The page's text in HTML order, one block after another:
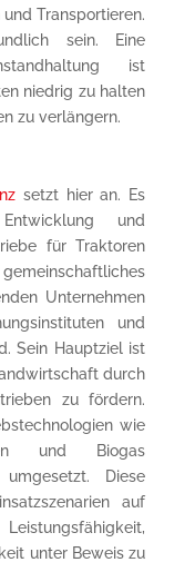
Transportieren.
sein. Eine
ist
niedrig zu halten
zu verlängern.
setzt hier an. Es
und
für Traktoren
Unternehmen
und
Sein Hauptziel ist
durch
zu fördern.
wie
und Biogas
Diese
auf
unter Beweis zu